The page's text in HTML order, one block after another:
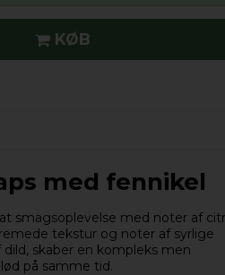
KØB
med fennikel
smagsoplevelse med noter af
tekstur og noter af syrlige
skaber en kompleks men
på samme tid.